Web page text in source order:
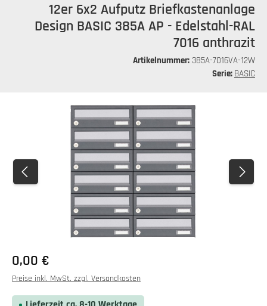
12er 6x2 Aufputz Briefkastenanlage
Design BASIC 385A AP - Edelstahl-RAL
7016 anthrazit
Artikelnummer: 385A-7016VA-12W
Serie: BASIC
Bildergalerie überspringen
0,00 €
Preise inkl. MwSt. zzgl. Versandkosten